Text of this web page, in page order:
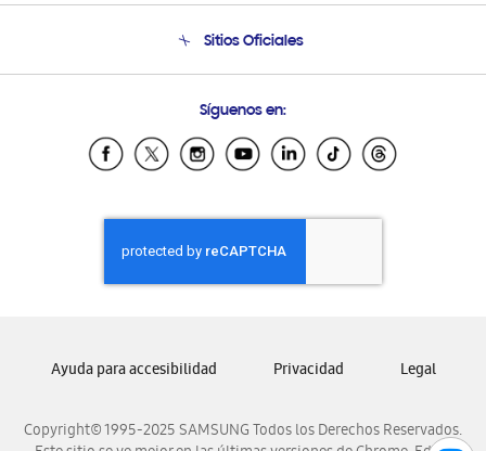
Condiciones de Compra
Soporte vía eMail
Sitios Oficiales
Samsung Ecuador
Samsung El Salvador
Samsung Honduras
Samsung Nicaragua
Samsung Panamá
Samsung Venezuela
Síguenos en:
Copyright© 1995-2025 SAMSUNG Todos los Derechos Reservados.
Ayuda para accesibilidad Privacidad Legal